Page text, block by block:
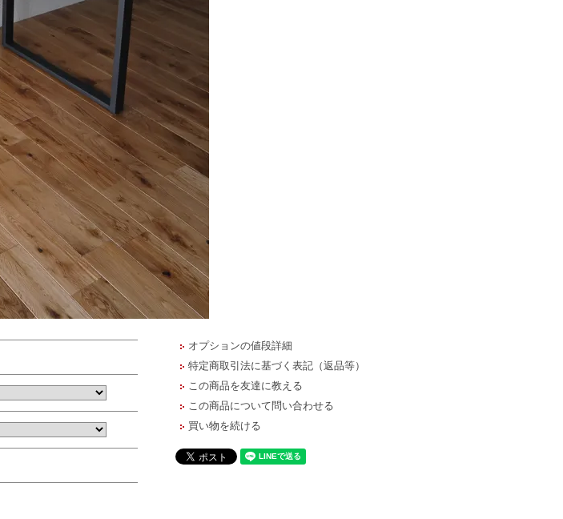
オプションの値段詳細
特定商取引法に基づく表記（返品等）
この商品を友達に教える
この商品について問い合わせる
買い物を続ける